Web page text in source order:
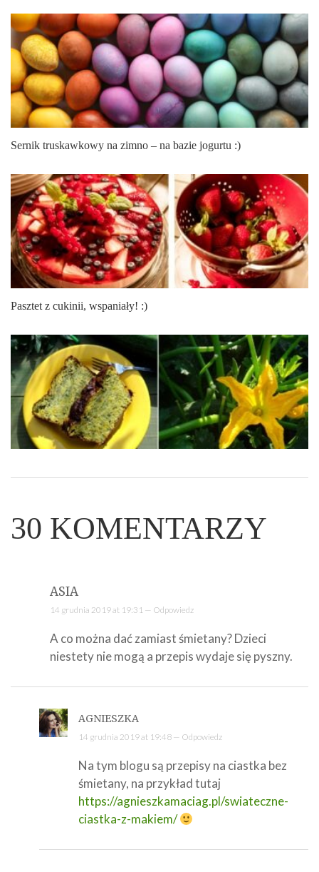
Sernik truskawkowy na zimno – na bazie jogurtu :)
Pasztet z cukinii, wspaniały! :)
30 KOMENTARZY
ASIA
14 grudnia 2019 at 19:31 — Odpowiedz
A co można dać zamiast śmietany? Dzieci
niestety nie mogą a przepis wydaje się pyszny.
AGNIESZKA
14 grudnia 2019 at 19:48 — Odpowiedz
Na tym blogu są przepisy na ciastka bez
śmietany, na przykład tutaj
https://agnieszkamaciag.pl/swiateczne-
ciastka-z-makiem/